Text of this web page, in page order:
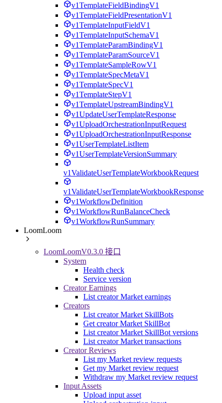
v1TemplateFieldBindingV1
v1TemplateFieldPresentationV1
v1TemplateInputFieldV1
v1TemplateInputSchemaV1
v1TemplateParamBindingV1
v1TemplateParamSourceV1
v1TemplateSampleRowV1
v1TemplateSpecMetaV1
v1TemplateSpecV1
v1TemplateStepV1
v1TemplateUpstreamBindingV1
v1UpdateUserTemplateResponse
v1UploadOrchestrationInputRequest
v1UploadOrchestrationInputResponse
v1UserTemplateListItem
v1UserTemplateVersionSummary
v1ValidateUserTemplateWorkbookRequest
v1ValidateUserTemplateWorkbookResponse
v1WorkflowDefinition
v1WorkflowRunBalanceCheck
v1WorkflowRunSummary
LoomLoom
LoomLoomV0.3.0 接口
System
Health check
Service version
Creator Earnings
List creator Market earnings
Creators
List creator Market SkillBots
Get creator Market SkillBot
List creator Market SkillBot versions
List creator Market transactions
Creator Reviews
List my Market review requests
Get my Market review request
Withdraw my Market review request
Input Assets
Upload input asset